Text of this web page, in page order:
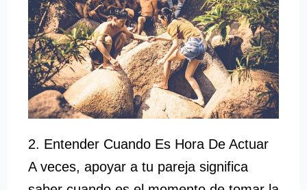
2. Entender Cuando Es Hora De Actuar
A veces, apoyar a tu pareja significa